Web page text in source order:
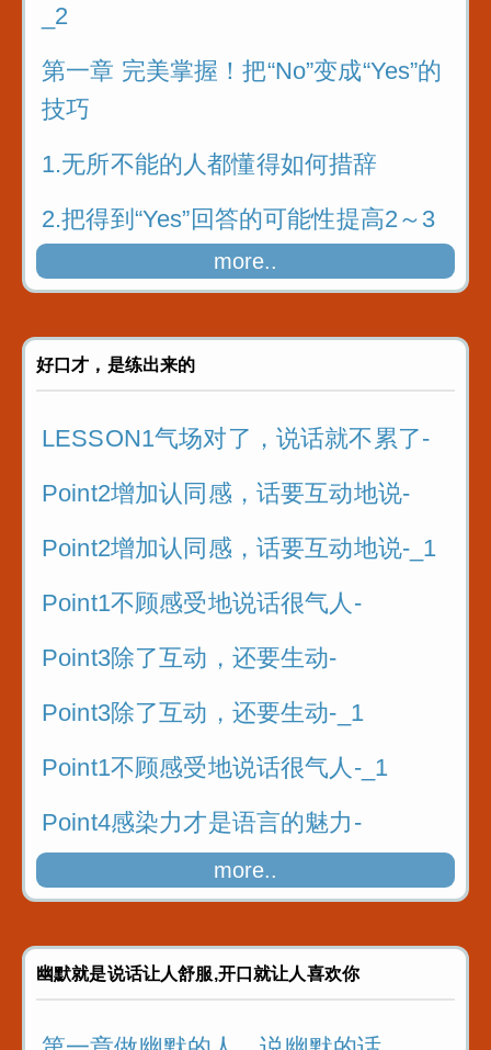
_2
第一章 完美掌握！把“No”变成“Yes”的
技巧
1.无所不能的人都懂得如何措辞
2.把得到“Yes”回答的可能性提高2～3
4.复习！3个步骤
5.阅读实践故事的关键
5.阅读实践故事的关键_1
more..
好口才，是练出来的
LESSON1气场对了，说话就不累了-
Point2增加认同感，话要互动地说-
Point2增加认同感，话要互动地说-_1
Point1不顾感受地说话很气人-
Point3除了互动，还要生动-
Point3除了互动，还要生动-_1
Point1不顾感受地说话很气人-_1
Point4感染力才是语言的魅力-
Point4感染力才是语言的魅力-_1
more..
幽默就是说话让人舒服,开口就让人喜欢你